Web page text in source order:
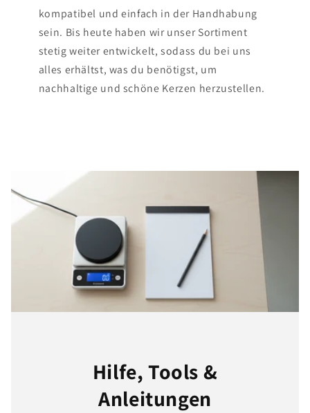
kompatibel und einfach in der Handhabung
sein. Bis heute haben wir unser Sortiment
stetig weiter entwickelt, sodass du bei uns
alles erhältst, was du benötigst, um
nachhaltige und schöne Kerzen herzustellen.
Hilfe, Tools &
Anleitungen